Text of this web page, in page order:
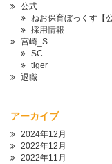
公式
ねお保育ぼっくす【公
採用情報
宮崎_S
SC
tiger
退職
アーカイブ
2024年12月
2022年12月
2022年11月